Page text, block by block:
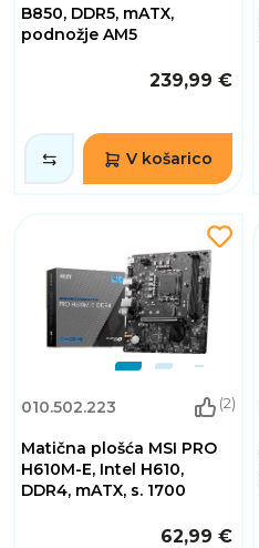
B850, DDR5, mATX,
podnožje AM5
239,99 €
V košarico
010.502.223 (2)
Matična plošća MSI PRO
H610M-E, Intel H610,
DDR4, mATX, s. 1700
62,99 €